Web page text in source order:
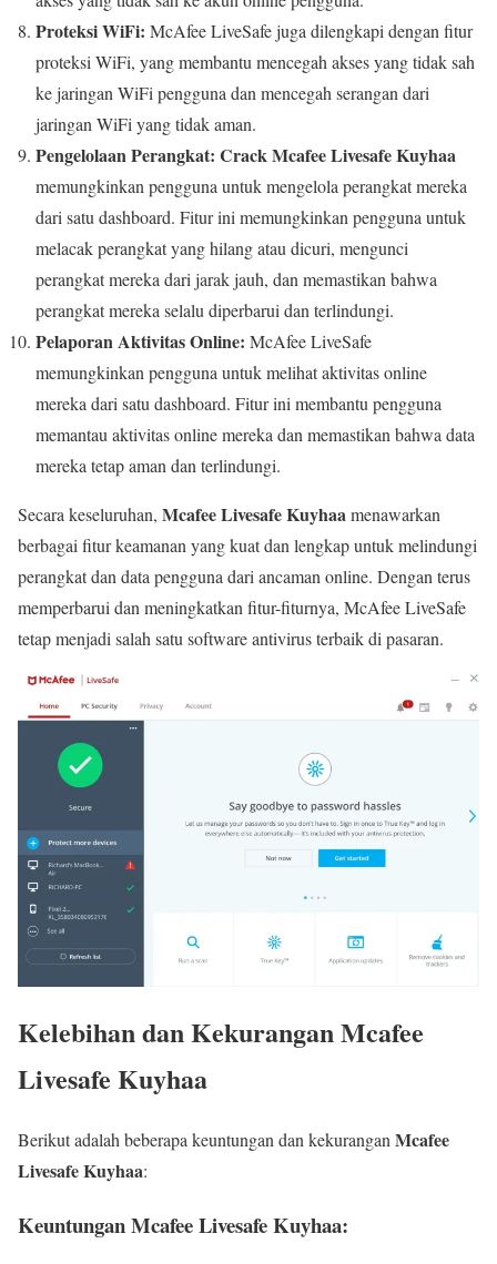
Proteksi WiFi: McAfee LiveSafe juga dilengkapi dengan fitur
proteksi WiFi, yang membantu mencegah akses yang tidak sah
ke jaringan WiFi pengguna dan mencegah serangan dari
jaringan WiFi yang tidak aman.
Pengelolaan Perangkat: Crack Mcafee Livesafe Kuyhaa
memungkinkan pengguna untuk mengelola perangkat mereka
dari satu dashboard. Fitur ini memungkinkan pengguna untuk
melacak perangkat yang hilang atau dicuri, mengunci
perangkat mereka dari jarak jauh, dan memastikan bahwa
perangkat mereka selalu diperbarui dan terlindungi.
Pelaporan Aktivitas Online: McAfee LiveSafe
memungkinkan pengguna untuk melihat aktivitas online
mereka dari satu dashboard. Fitur ini membantu pengguna
memantau aktivitas online mereka dan memastikan bahwa data
mereka tetap aman dan terlindungi.
Secara keseluruhan, Mcafee Livesafe Kuyhaamenawarkan
berbagai fitur keamanan yang kuat dan lengkap untuk melindungi
perangkat dan data pengguna dari ancaman online. Dengan terus
memperbarui dan meningkatkan fitur-fiturnya, McAfee LiveSafe
tetap menjadi salah satu software antivirus terbaik di pasaran.
Kelebihan dan Kekurangan Mcafee
Livesafe Kuyhaa
Berikut adalah beberapa keuntungan dan kekurangan Mcafee
Livesafe Kuyhaa:
Keuntungan Mcafee Livesafe Kuyhaa: